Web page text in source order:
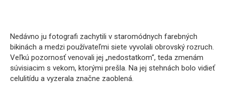
Nedávno ju fotografi zachytili v staromódnych farebných
bikinách a medzi používateľmi siete vyvolali obrovský rozruch.
Veľkú pozornosť venovali jej „nedostatkom“, teda zmenám
súvisiacim s vekom, ktorými prešla. Na jej stehnách bolo vidieť
celulitídu a vyzerala značne zaoblená.